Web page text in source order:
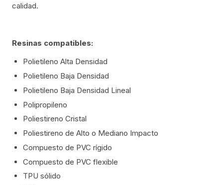
calidad.
Resinas compatibles:
Polietileno Alta Densidad
Polietileno Baja Densidad
Polietileno Baja Densidad Lineal
Polipropileno
Poliestireno Cristal
Poliestireno de Alto o Mediano Impacto
Compuesto de PVC rígido
Compuesto de PVC flexible
TPU sólido